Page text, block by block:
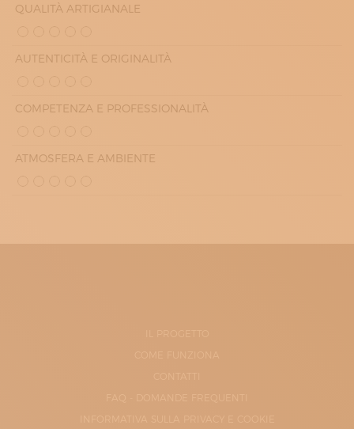
QUALITÀ ARTIGIANALE
AUTENTICITÀ E ORIGINALITÀ
COMPETENZA E PROFESSIONALITÀ
ATMOSFERA E AMBIENTE